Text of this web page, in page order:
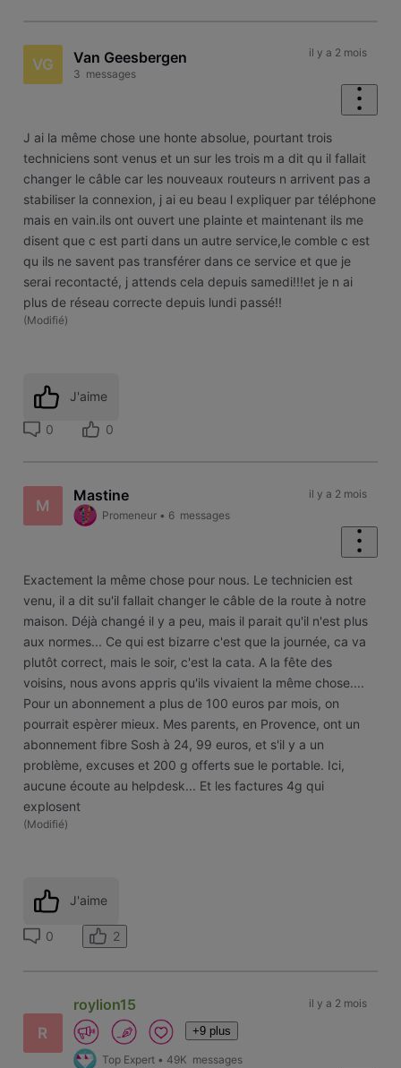
VG Van Geesbergen
3 messages
il y a 2 mois
J ai la même chose une honte absolue, pourtant trois
techniciens sont venus et un sur les trois m a dit qu il fallait
changer le câble car les nouveaux routeurs n arrivent pas a
stabiliser la connexion, j ai eu beau l expliquer par téléphone
mais en vain.ils ont ouvert une plainte et maintenant ils me
disent que c est parti dans un autre service,le comble c est
qu ils ne savent pas transférer dans ce service et que je
serai recontacté, j attends cela depuis samedi!!!et je n ai
plus de réseau correcte depuis lundi passé!!
(Modifié)
J'aime
0 0
M
Mastine
Promeneur • 6 messages
il y a 2 mois
Exactement la même chose pour nous. Le technicien est
venu, il a dit su'il fallait changer le câble de la route à notre
maison. Déjà changé il y a peu, mais il parait qu'il n'est plus
aux normes... Ce qui est bizarre c'est que la journée, ca va
plutôt correct, mais le soir, c'est la cata. A la fête des
voisins, nous avons appris qu'ils vivaient la même chose....
Pour un abonnement a plus de 100 euros par mois, on
pourrait espèrer mieux. Mes parents, en Provence, ont un
abonnement fibre Sosh à 24, 99 euros, et s'il y a un
problème, excuses et 200 g offerts sue le portable. Ici,
aucune écoute au helpdesk... Et les factures 4g qui
explosent
(Modifié)
J'aime
0 2
R
roylion15
+9 plus
Top Expert • 49K messages
il y a 2 mois